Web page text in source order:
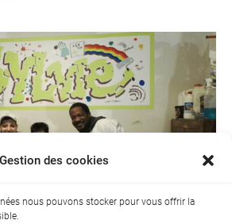
Gestion des cookies
nous pouvons stocker pour vous offrir la